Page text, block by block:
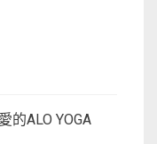
的ALO YOGA